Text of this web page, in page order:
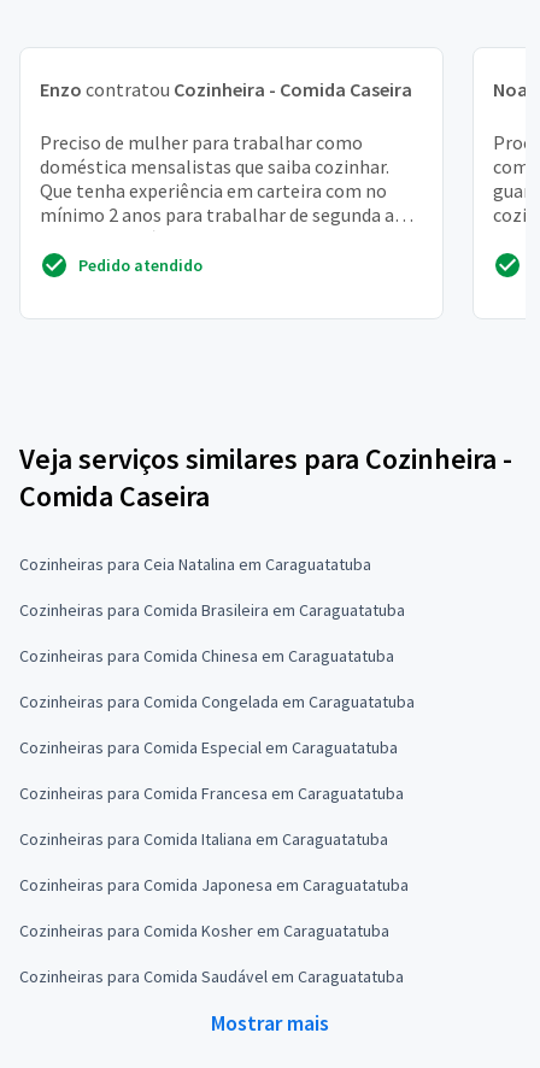
Enzo contratou Cozinheira - Comida Caseira
Preciso de mulher para trabalhar como
doméstica mensalistas que saiba cozinhar.
Que tenha experiência em carteira com no
mínimo 2 anos para trabalhar de segunda a
sexta e dois sábados qui...
Pedido atendido
Noah
Veja serviços similares para Cozinheira -
Comida Caseira
Cozinheiras para Ceia Natalina em Caraguatatuba
Cozinheiras para Comida Brasileira em Caraguatatuba
Cozinheiras para Comida Chinesa em Caraguatatuba
Cozinheiras para Comida Congelada em Caraguatatuba
Cozinheiras para Comida Especial em Caraguatatuba
Cozinheiras para Comida Francesa em Caraguatatuba
Cozinheiras para Comida Italiana em Caraguatatuba
Cozinheiras para Comida Japonesa em Caraguatatuba
Cozinheiras para Comida Kosher em Caraguatatuba
Cozinheiras para Comida Saudável em Caraguatatuba
Mostrar mais